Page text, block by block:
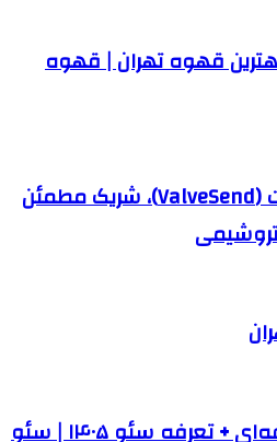
قهوه تهران | قهوه
زرپالایش عصر صنعت (ValveSend)، شریک مطمئن
🔍 خدمات سئو حرفه‌ای + تعرفه سئو ۱۴۰۵ | سئو